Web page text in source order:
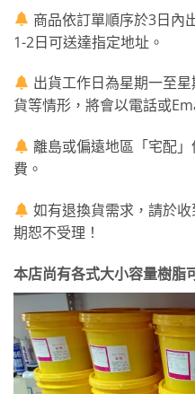
商品依訂單順序於3日內
1-2日可送達指定地址。
出貨工作日為星期一至
貨等情形，將會以電話或
離島或偏遠地區「宅配
費。
如有退換貨需求，請於
期恕不受理！
本店尚有各式大小容量樹脂